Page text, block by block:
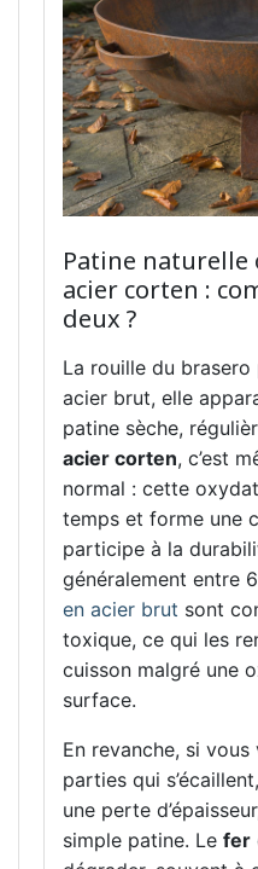
Patine
acier corten :
deux ?
La rouille du
acier brut, elle
patine sèche,
acier corten, c’est
normal : cette
temps et forme une
participe à la
généralement entre
en acier brut sont
toxique, ce qui les
cuisson malgré une
surface.
En revanche, si
parties qui
une perte
simple patine. Le fer